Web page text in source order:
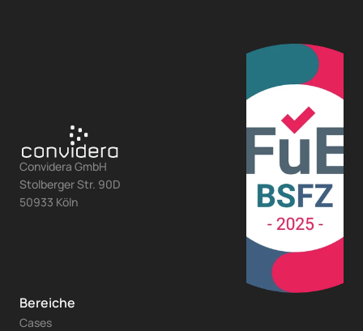
Convidera GmbH
Stolberger Str. 90D
50933 Köln
Bereiche
Cases